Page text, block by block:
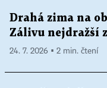
Drahá zima na
Zálivu nejdražší
24. 7. 2026 ▪ 2 min. čtení